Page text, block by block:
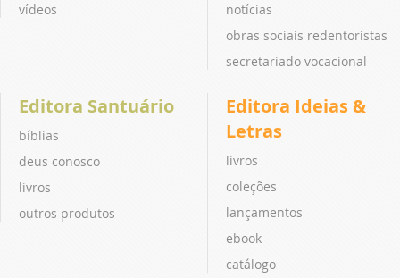
vídeos
notícias
obras sociais redentoristas
secretariado vocacional
Editora Santuário
bíblias
deus conosco
livros
outros produtos
Editora Ideias &
Letras
livros
coleções
lançamentos
ebook
catálogo